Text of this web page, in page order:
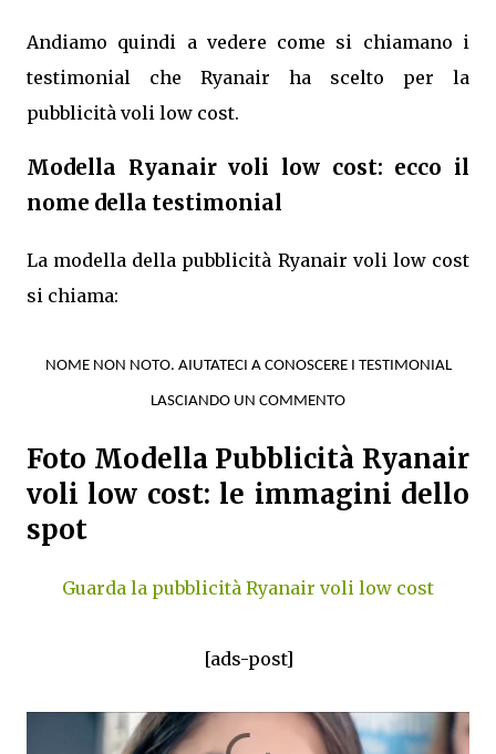
Andiamo quindi a vedere come si chiamano i
testimonial che Ryanair ha scelto per la
pubblicità voli low cost.
Modella Ryanair voli low cost: ecco il
nome della testimonial
La modella della pubblicità Ryanair voli low cost
si chiama:
NOME NON NOTO. AIUTATECI A CONOSCERE I TESTIMONIAL
LASCIANDO UN COMMENTO
Foto Modella Pubblicità Ryanair
voli low cost: le immagini dello
spot
Guarda la pubblicità Ryanair voli low cost
[ads-post]